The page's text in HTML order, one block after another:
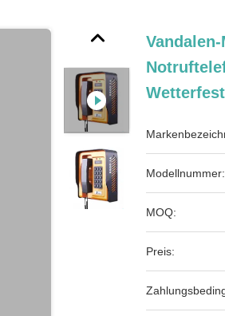
Wetterfest
Modellnummer:
MOQ:
Preis: